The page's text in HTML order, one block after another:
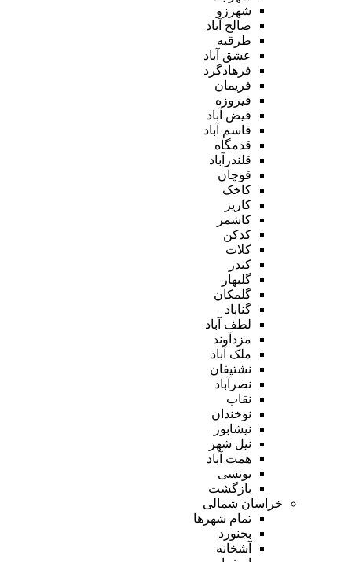
شهرزو
صالح آباد
طرقبه
عشق آباد
فرهادگرد
فریمان
فیروزه
فیض آباد
قاسم آباد
قدمگاه
قلندرآباد
قوچان
کاخک
کاریز
کاشمر
کدکن
کلات
کندر
گلبهار
گلمکان
گناباد
لطف آباد
مزدآوند
ملک آباد
نشتیفان
نصرآباد
نقاب
نوخندان
نیشابور
نیل شهر
همت آباد
یونسی
بازگشت
خراسان شمالی
تمام شهر‌ها
بجنورد
آشخانه